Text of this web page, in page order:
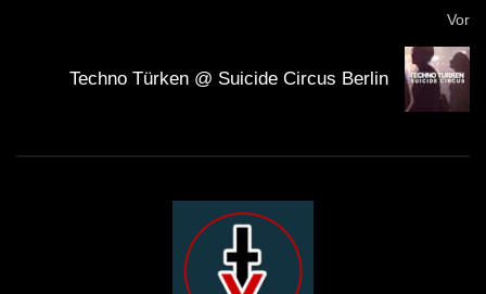
Vor
Techno Türken @ Suicide Circus Berlin